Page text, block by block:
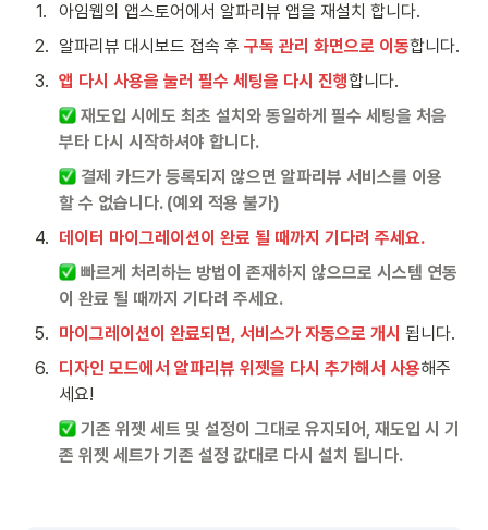
1.
아임웹의 앱스토어에서 알파리뷰 앱을 재설치 합니다.
2. 알파리뷰 대시보드 접속 후 구독 관리 화면으로 이동합니다.
3. 앱 다시 사용을 눌러 필수 세팅을 다시 진행합니다.
재도입 시에도 최초 설치와 동일하게 필수 세팅을 처음
부타 다시 시작하셔야 합니다.
결제 카드가 등록되지 않으면 알파리뷰 서비스를 이용
할 수 없습니다. (예외 적용 불가)
4. 데이터 마이그레이션이 완료 될 때까지 기다려 주세요.
빠르게 처리하는 방법이 존재하지 않으므로 시스템 연동
이 완료 될 때까지 기다려 주세요.
5. 마이그레이션이 완료되면, 서비스가 자동으로 개시 됩니다.
6. 디자인 모드에서 알파리뷰 위젯을 다시 추가해서 사용해주
세요!
기존 위젯 세트 및 설정이 그대로 유지되어, 재도입 시 기
존 위젯 세트가 기존 설정 값대로 다시 설치 됩니다.